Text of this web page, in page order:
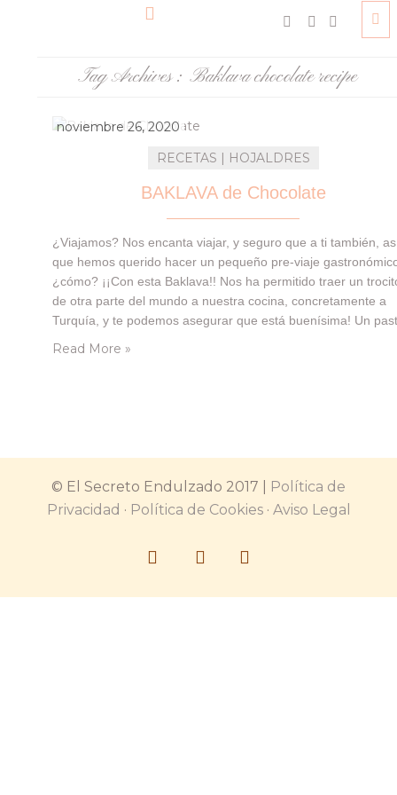
Tag Archives : Baklava chocolate recipe
noviembre 26, 2020
RECETAS | HOJALDRES
BAKLAVA de Chocolate
¿Viajamos? Nos encanta viajar, y seguro que a ti también,
que hemos querido hacer un pequeño pre-viaje
¿cómo? ¡¡Con esta Baklava!! Nos ha permitido traer un
de otra parte del mundo a nuestra cocina, concretamente a
Turquía, y te podemos asegurar que está buenísima! Un
turco hecho con capas de masa filo (tipo hojaldre), con un…
Read More »
© El Secreto Endulzado 2017 |
Política de
Privacidad · Política de Cookies· Aviso Legal